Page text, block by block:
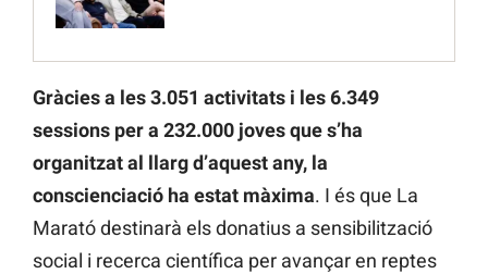
Gràcies a les 3.051 activitats i les 6.349
sessions per a 232.000 joves que s’ha
organitzat al llarg d’aquest any, la
conscienciació ha estat màxima. I és que La
Marató destinarà els donatius a sensibilització
social i recerca científica per avançar en reptes